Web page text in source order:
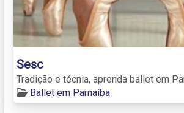
Sesc
Tradição e técnia, aprenda ballet em
Ballet em Parnaíba